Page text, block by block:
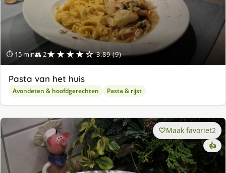
⏱ 15 min👥 2★★★★☆ 3.89 (9)
Pasta van het huis
Avondeten & hoofdgerechten Pasta & rijst
Maak favoriet2
👍